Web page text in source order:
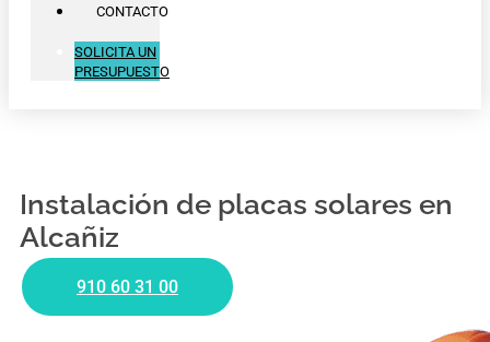
CONTACTO
SOLICITA UN
PRESUPUESTO
Instalación de placas solares en
Alcañiz
910 60 31 00